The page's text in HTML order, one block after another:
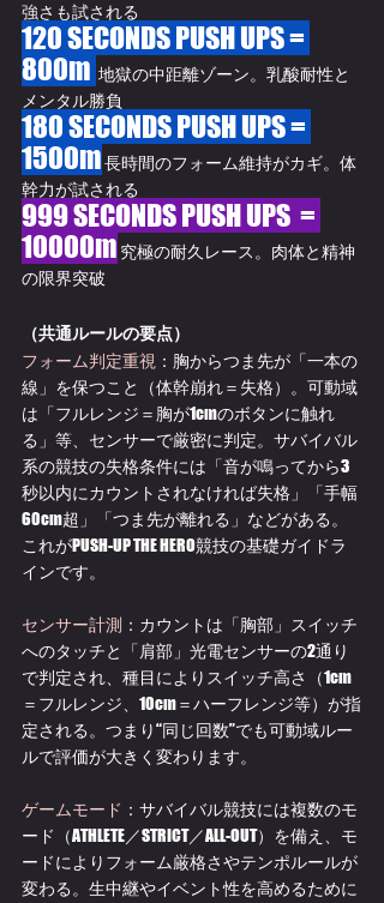
強さも試される
120 SECONDS PUSH UPS =
800m 地獄の中距離ゾーン。乳酸耐性と
メンタル勝負
180 SECONDS PUSH UPS =
1500m 長時間のフォーム維持がカギ。体
幹力が試される
999 SECONDS PUSH UPS  =
10000m 究極の耐久レース。肉体と精神
の限界突破
（共通ルールの要点）
フォーム判定重視 ：胸からつま先が「一本の
線」を保つこと（体幹崩れ＝失格）。可動域
は「フルレンジ＝胸が1cmのボタンに触れ
る」等、センサーで厳密に判定。サバイバル
系の競技の失格条件には「音が鳴ってから3
秒以内にカウントされなければ失格」「手幅
60cm超」「つま先が離れる」などがある。
これがPUSH-UP THE HERO競技の基礎ガイドラ
インです。
センサー計測 ：カウントは「胸部」スイッチ
へのタッチと「肩部」光電センサーの2通り
で判定され、種目によりスイッチ高さ（1cm
＝フルレンジ、10cm＝ハーフレンジ等）が指
定される。つまり“同じ回数”でも可動域ルー
ルで評価が大きく変わります。
ゲームモード ：サバイバル競技には複数のモ
ード（ATHLETE／STRICT／ALL-OUT）を備え、モ
ードによりフォーム厳格さやテンポルールが
変わる。生中継やイベント性を高めるために